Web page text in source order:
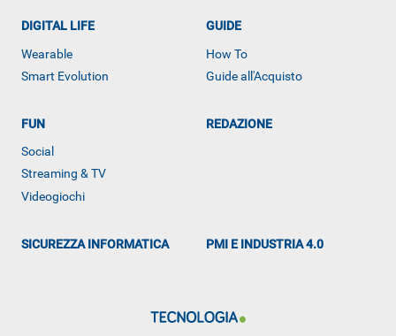
DIGITAL LIFE
Wearable
Smart Evolution
GUIDE
How To
Guide all'Acquisto
FUN
Social
Streaming & TV
Videogiochi
REDAZIONE
SICUREZZA INFORMATICA PMI E INDUSTRIA 4.0